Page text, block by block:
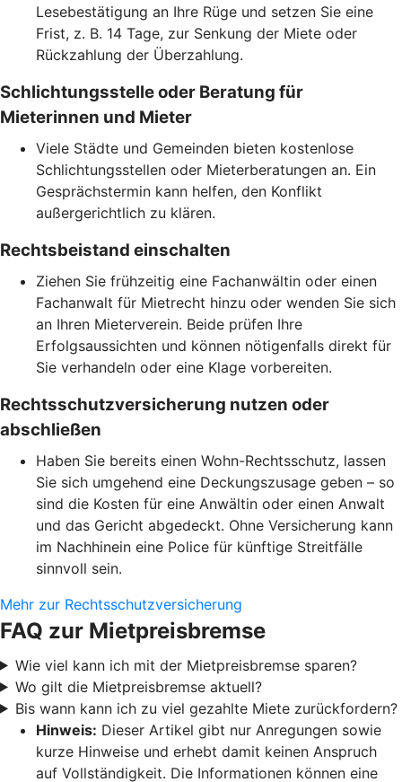
Lesebestätigung an Ihre Rüge und setzen Sie eine
Frist, z. B. 14 Tage, zur Senkung der Miete oder
Rückzahlung der Überzahlung.
Schlichtungsstelle oder Beratung für
Mieterinnen und Mieter
Viele Städte und Gemeinden bieten kostenlose
Schlichtungsstellen oder Mieterberatungen an. Ein
Gesprächstermin kann helfen, den Konflikt
außergerichtlich zu klären.
Rechtsbeistand einschalten
Ziehen Sie frühzeitig eine Fachanwältin oder einen
Fachanwalt für Mietrecht hinzu oder wenden Sie sich
an Ihren Mieterverein. Beide prüfen Ihre
Erfolgsaussichten und können nötigenfalls direkt für
Sie verhandeln oder eine Klage vorbereiten.
Rechtsschutzversicherung nutzen oder
abschließen
Haben Sie bereits einen Wohn-Rechtsschutz, lassen
Sie sich umgehend eine Deckungszusage geben – so
sind die Kosten für eine Anwältin oder einen Anwalt
und das Gericht abgedeckt. Ohne Versicherung kann
im Nachhinein eine Police für künftige Streitfälle
sinnvoll sein.
Mehr zur Rechtsschutzversicherung
FAQ zur Mietpreisbremse
Wie viel kann ich mit der Mietpreisbremse sparen?
Wo gilt die Mietpreisbremse aktuell?
Bis wann kann ich zu viel gezahlte Miete zurückfordern?
Hinweis: Dieser Artikel gibt nur Anregungen sowie
kurze Hinweise und erhebt damit keinen Anspruch
auf Vollständigkeit. Die Informationen können eine